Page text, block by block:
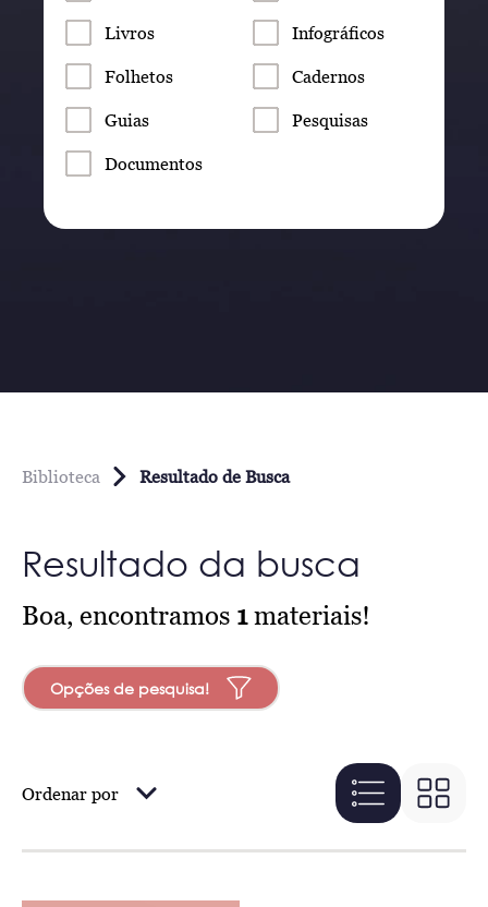
Livros Infográficos
Folhetos Cadernos
Guias Pesquisas
Documentos
Biblioteca Resultado de Busca
Resultado da busca
Boa, encontramos 1materiais!
Opções de pesquisa!
Ordenar por